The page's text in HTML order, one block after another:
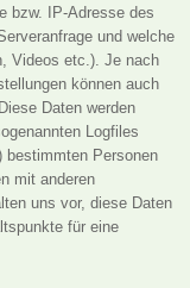
bzw. IP-Adresse des
und welche
Videos etc.). Je nach
können auch
Daten werden
Logfiles
bestimmten Personen
mit anderen
uns vor, diese Daten
für eine